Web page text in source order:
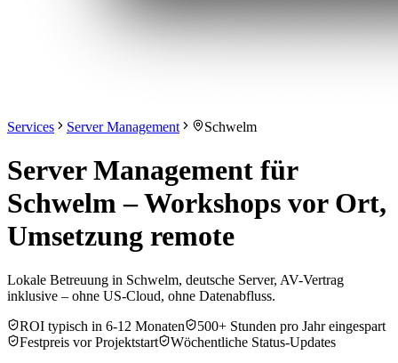
Services Server Management Schwelm
Server Management für
Schwelm – Workshops vor Ort,
Umsetzung remote
Lokale Betreuung in Schwelm, deutsche Server, AV-Vertrag
inklusive – ohne US-Cloud, ohne Datenabfluss.
ROI typisch in 6-12 Monaten
500+ Stunden pro Jahr eingespart
Festpreis vor Projektstart
Wöchentliche Status-Updates